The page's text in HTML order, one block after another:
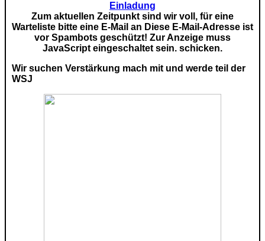
Einladung
Zum aktuellen Zeitpunkt sind wir voll, für eine
Warteliste bitte eine E-Mail an Diese E-Mail-Adresse ist
vor Spambots geschützt! Zur Anzeige muss
JavaScript eingeschaltet sein. schicken.
Wir suchen Verstärkung mach mit und werde teil der
WSJ